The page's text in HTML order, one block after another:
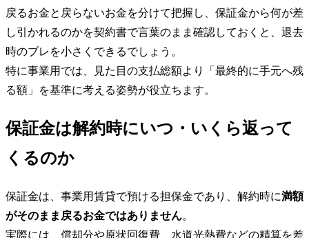
戻るお金と戻らないお金を分けて把握し、保証金から何が差
し引かれるのかを契約書で言葉のまま確認しておくと、退去
時のブレを小さくできるでしょう。
特に事業用では、見た目の支払総額より「最終的に手元へ残
る額」を基準に考える姿勢が役立ちます。
保証金は解約時にいつ・いくら返って
くるのか
保証金は、事業用賃貸で預ける担保金であり、解約時に満額
がそのまま戻るお金ではありません。
実際には、償却分や原状回復費、水道光熱費などの精算を差